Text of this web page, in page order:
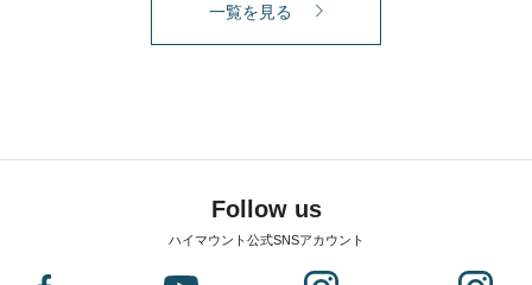
一覧を見る
Follow us
ハイマウント公式SNSアカウント